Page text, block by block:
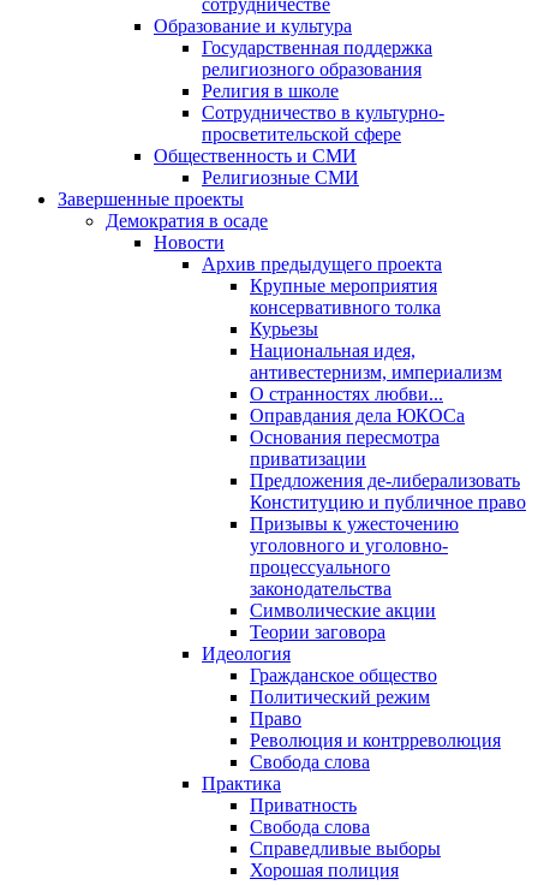
сотрудничестве
Образование и культура
Государственная поддержка
религиозного образования
Религия в школе
Сотрудничество в культурно-
просветительской сфере
Общественность и СМИ
Религиозные СМИ
Завершенные проекты
Демократия в осаде
Новости
Архив предыдущего проекта
Крупные мероприятия
консервативного толка
Курьезы
Национальная идея,
антивестернизм, империализм
О странностях любви...
Оправдания дела ЮКОСа
Основания пересмотра
приватизации
Предложения де-либерализовать
Конституцию и публичное право
Призывы к ужесточению
уголовного и уголовно-
процессуального
законодательства
Символические акции
Теории заговора
Идеология
Гражданское общество
Политический режим
Право
Революция и контрреволюция
Свобода слова
Практика
Приватность
Свобода слова
Справедливые выборы
Хорошая полиция